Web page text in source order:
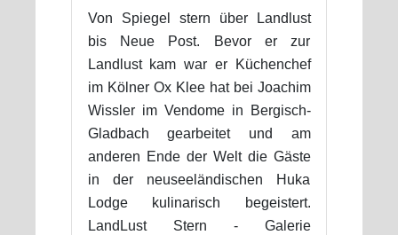
Von Spiegel stern über Landlust
bis Neue Post. Bevor er zur
Landlust kam war er Küchenchef
im Kölner Ox Klee hat bei Joachim
Wissler im Vendome in Bergisch-
Gladbach gearbeitet und am
anderen Ende der Welt die Gäste
in der neuseeländischen Huka
Lodge kulinarisch begeistert.
LandLust Stern - Galerie